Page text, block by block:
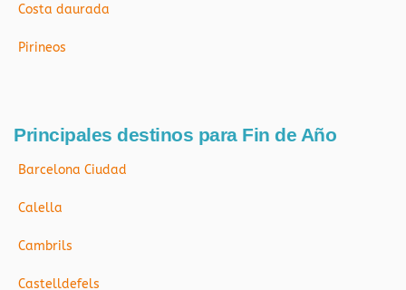
Costa daurada
Pirineos
Principales destinos para Fin de Año
Barcelona Ciudad
Calella
Cambrils
Castelldefels